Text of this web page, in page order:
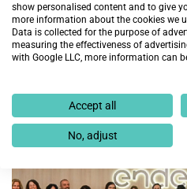
exclusión”.
Anteriores
show personalised content and to give
more information about the cookies we
Data is collected for the purpose of
measuring the effectiveness of
with Google LLC, more information can
Accept all
No, adjust